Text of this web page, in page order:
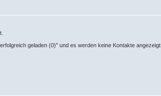
geladen (0)" und es werden keine Kontakte angezeigt.